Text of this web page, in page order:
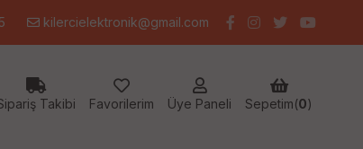
kilercielektronik@gmail.com
Takibi Favorilerim Üye Paneli Sepetim(0)